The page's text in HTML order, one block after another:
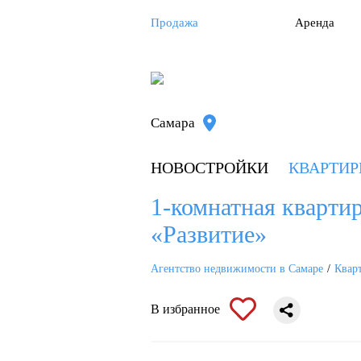
Продажа Аренда
Самара
НОВОСТРОЙКИ
1-комнатная
«Развитие»
Агентство недвижимости в Самаре
В избранное